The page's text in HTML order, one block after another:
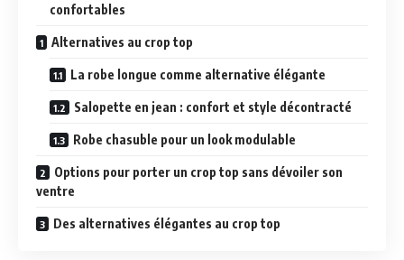
confortables
Alternatives au crop top
La robe longue comme alternative élégante
Salopette en jean : confort et style décontracté
Robe chasuble pour un look modulable
Options pour porter un crop top sans dévoiler son
ventre
Des alternatives élégantes au crop top